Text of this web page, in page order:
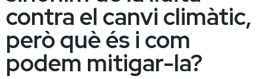
contra el canvi climàtic,
però què és i com
podem mitigar-la?